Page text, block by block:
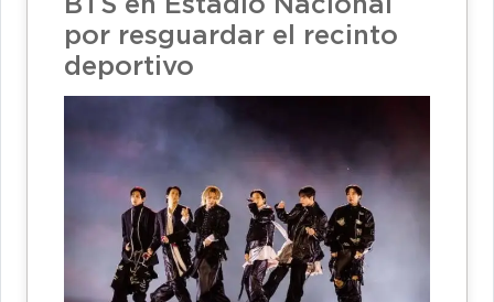
BTS en Estadio Nacional
por resguardar el recinto
deportivo